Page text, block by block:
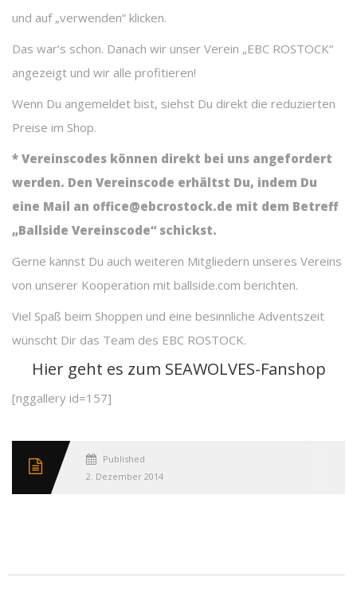
und auf „verwenden“ klicken.
Das war’s schon. Danach wir unser Verein „EBC ROSTOCK“
angezeigt und wir alle profitieren!
Wenn Du angemeldet bist, siehst Du direkt die reduzierten
Preise im Shop.
* Vereinscodes können direkt bei uns angefordert
werden. Den Vereinscode erhältst Du, indem Du
eine Mail an office@ebcrostock.de mit dem Betreff
„Ballside Vereinscode“ schickst.
Gerne kannst Du auch weiteren Mitgliedern unseres Vereins
von unserer Kooperation mit ballside.com berichten.
Viel Spaß beim Shoppen und eine besinnliche Adventszeit
wünscht Dir das Team des EBC ROSTOCK.
Hier geht es zum SEAWOLVES-Fanshop
[nggallery id=157]
Published
2. Dezember 2014